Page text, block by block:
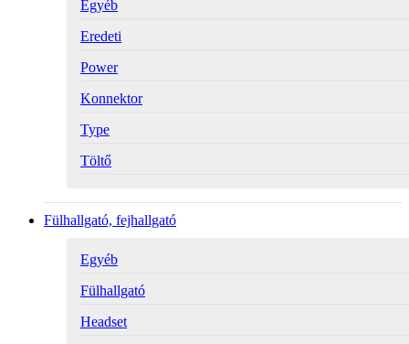
Egyéb
Eredeti
Power
Konnektor
Type
Töltő
Fülhallgató, fejhallgató
Egyéb
Fülhallgató
Headset